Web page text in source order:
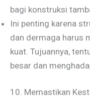
bagi konstruksi
Ini penting karena
dan dermaga harus
kuat. Tujuannya,
besar dan
10. Memastikan